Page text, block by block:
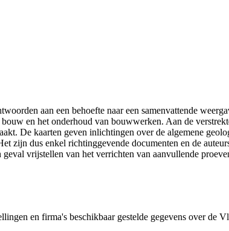
aan een behoefte naar een samenvattende
en het onderhoud van bouwwerken. Aan de
De kaarten geven inlichtingen over de algemene
zijn dus enkel richtinggevende documenten en de
vrijstellen van het verrichten van aanvullende
en firma's beschikbaar gestelde gegevens over de